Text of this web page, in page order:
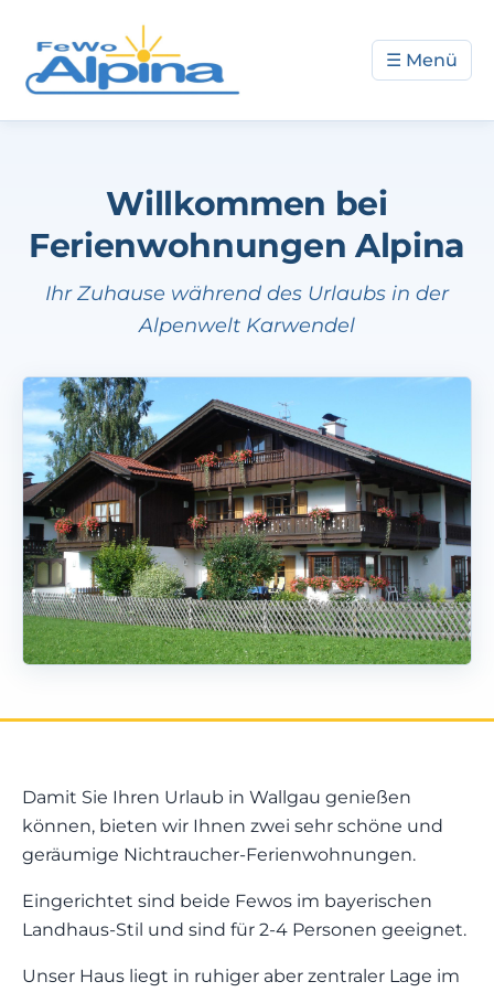
☰ Menü
Alpina 1
Anreise
Impressum
Willkommen bei
Ferienwohnungen Alpina
Ihr Zuhause während des Urlaubs in der
Alpenwelt Karwendel
Damit Sie Ihren Urlaub in Wallgau genießen
können, bieten wir Ihnen zwei sehr schöne und
geräumige Nichtraucher-Ferienwohnungen.
Eingerichtet sind beide Fewos im bayerischen
Landhaus-Stil und sind für 2-4 Personen geeignet.
Unser Haus liegt in ruhiger aber zentraler Lage im